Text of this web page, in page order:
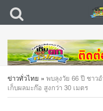
ข่าวทั่วไทย » พบลุงวัย 66 ปี ชาว
เก็บผลมะก๊อ สูงกว่า 30 เมตร